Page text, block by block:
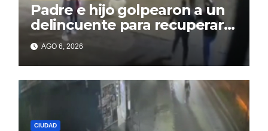
Padre e hijo golpearon a un
delincuente para recuperar
un celular robado en Berisso
AGO 6, 2026
CIUDAD